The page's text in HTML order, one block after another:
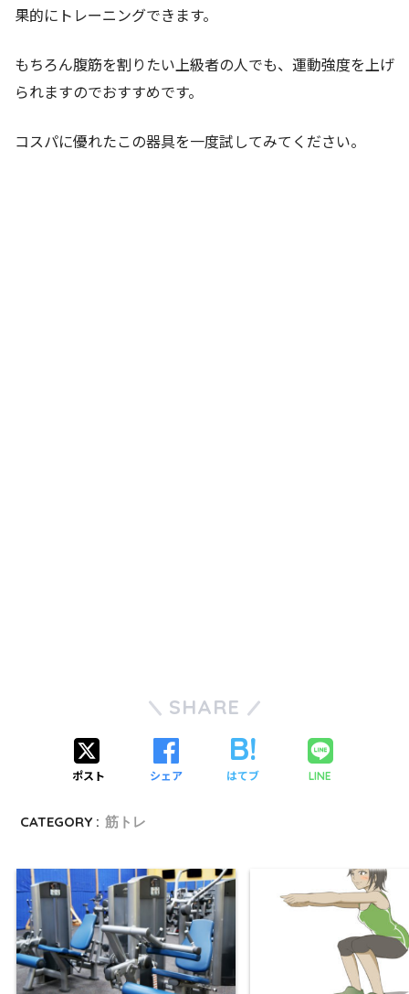
果的にトレーニングできます。
もちろん腹筋を割りたい上級者の人でも、運動強度を上げ
られますのでおすすめです。
コスパに優れたこの器具を一度試してみてください。
SHARE
ポスト シェア はてブ LINE
CATEGORY : 筋トレ